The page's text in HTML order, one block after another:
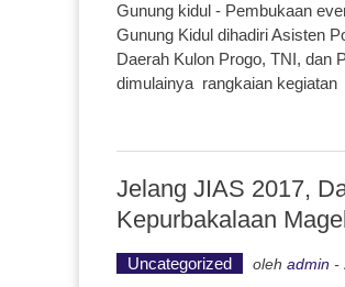
Gunung kidul - Pembukaan
Gunung Kidul dihadiri Asisten
Daerah Kulon Progo, TNI, dan
dimulainya rangkaian kegiatan
Jelang JIAS 2017,
Kepurbakalaan
Uncategorized oleh admin -